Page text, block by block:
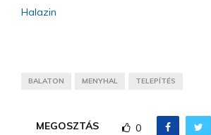
Halazin
BALATON MENYHAL TELEPÍTÉS
MEGOSZTÁS 0